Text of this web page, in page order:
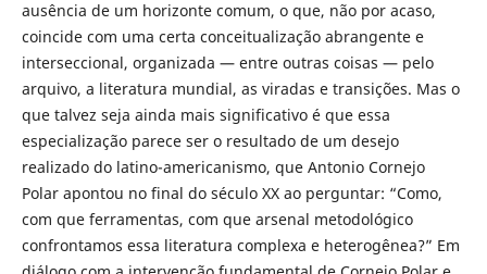
ausência de um horizonte comum, o que, não por acaso,
coincide com uma certa conceitualização abrangente e
interseccional, organizada — entre outras coisas — pelo
arquivo, a literatura mundial, as viradas e transições. Mas o
que talvez seja ainda mais significativo é que essa
especialização parece ser o resultado de um desejo
realizado do latino-americanismo, que Antonio Cornejo
Polar apontou no final do século XX ao perguntar: “Como,
com que ferramentas, com que arsenal metodológico
confrontamos essa literatura complexa e heterogênea?” Em